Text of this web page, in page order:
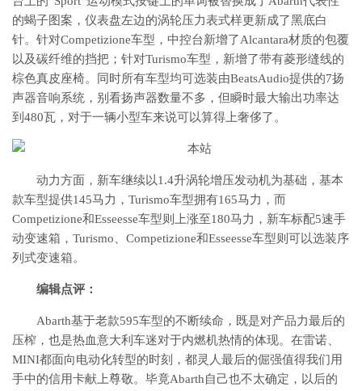
的蝎子图案，仪表盘左边的涡轮压力表式样更新成了黑底白
针。针对Competizione车型，中控台新增了Alcantara材质的包覆
以及碳纤维的挡把；针对Turismo车型，新增了带有菱形缝线的
棕色真皮座椅。同时所有车型均可选装由BeatsAudio提供的7扬
声器音响系统，别看扬声器数量不多，但瞬时最大输出功率达
到480瓦，对于一辆小型车来说可以算得上奢侈了。
动力方面，新车继续以1.4升涡轮增压发动机为基础，基本
款车型提供145马力，Turismo车型拥有165马力，而
Competizione和Esseesse车型则上涨至180马力，新车标配5速手
动变速箱，Turismo、Competizione和Esseesse车型则可以选装序
列式变速箱。
编辑点评：
Abarth基于老款595车型的不断续命，既是对产品力最后的
压榨，也是热血意大利车迷对于内燃机热情的体现。在雷诺、
MINI都面向电动化转型的时刻，都灵人最后的倔强值得我们用
手中的信用卡献上尊敬。毕竟Abarth自己也不太确定，以后的